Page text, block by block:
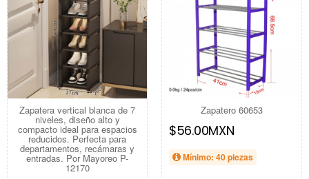
Zapatera vertical blanca de 7
niveles, diseño alto y
compacto ideal para espacios
reducidos. Perfecta para
departamentos, recámaras y
entradas. Por Mayoreo P-
12170
Zapatero 60653
$56.00MXN
Mínimo: 40 piezas